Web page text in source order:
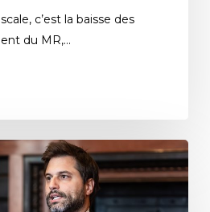
c’est la baisse des
du MR,…